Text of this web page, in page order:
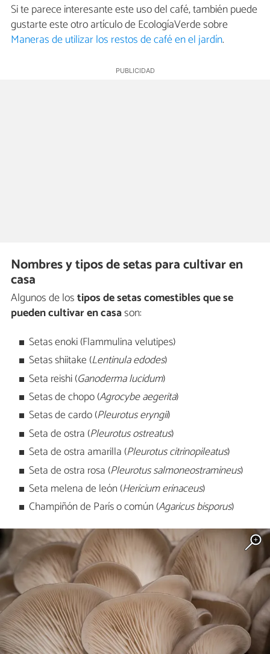
Si te parece interesante este uso del café, también puede
gustarte este otro artículo de EcologíaVerde sobre
Maneras de utilizar los restos de café en el jardín.
Nombres y tipos de setas para cultivar en
casa
Algunos de lostipos de setas comestibles que se
pueden cultivar en casason:
Setas enoki (Flammulina velutipes)
Setas shiitake (Lentinula edodes)
Seta reishi (Ganoderma lucidum)
Setas de chopo (Agrocybe aegerita)
Setas de cardo (Pleurotus eryngii)
Seta de ostra (Pleurotus ostreatus)
Seta de ostra amarilla (Pleurotus citrinopileatus)
Seta de ostra rosa (Pleurotus salmoneostramineus)
Seta melena de león (Hericium erinaceus)
Champiñón de París o común (Agaricus bisporus)